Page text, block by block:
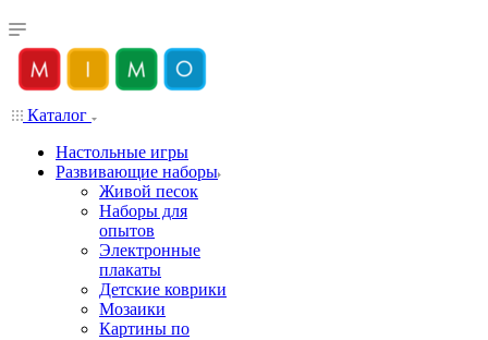
Каталог
Настольные игры
Развивающие наборы
Живой песок
Наборы для
опытов
Электронные
плакаты
Детские коврики
Мозаики
Картины по